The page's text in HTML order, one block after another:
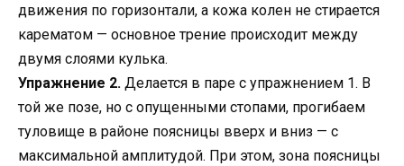
движения по горизонтали, а кожа колен не стирается
карематом — основное трение происходит между
двумя слоями кулька.
Упражнение 2. Делается в паре с упражнением 1. В
той же позе, но с опущенными стопами, прогибаем
туловище в районе поясницы вверх и вниз — с
максимальной амплитудой. При этом, зона поясницы